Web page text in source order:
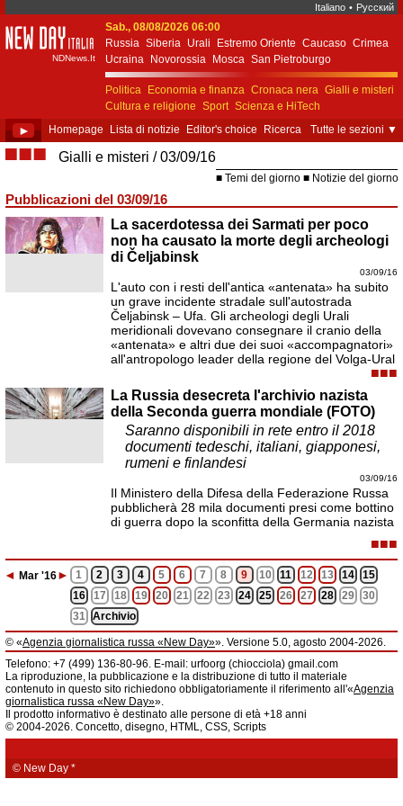
Italiano • Русский
New Day Italia
NDNews.It
Sab., 08/08/2026 06:00
Russia Siberia Urali Estremo Oriente Caucaso Crimea
Ucraina
Novorossia Mosca San Pietroburgo
Ekaterinburgo Kiev Simferopol
Sebastopoli
Politica
Economia e finanza Cronaca nera Gialli e misteri
Cultura e religione Sport Scienza e HiTech
Costume e società
Unione Europea
► Homepage Lista di notizie Editor's choice Ricerca Tutte le sezioni ▼
■■■ Gialli e misteri 03/09/16
Temi del giorno Notizie del giorno
Pubblicazioni del 03/09/16
La sacerdotessa dei Sarmati per poco
non ha causato la morte degli archeologi
di Čeljabinsk
03/09/16
L'auto con i resti dell'antica «antenata» ha subito
un grave incidente stradale sull'autostrada
Čeljabinsk – Ufa. Gli archeologi degli Urali
meridionali dovevano consegnare il cranio della
«antenata» e altri due dei suoi «accompagnatori»
all'antropologo leader della regione del Volga-Ural
■■■
La Russia desecreta l'archivio nazista
della Seconda guerra mondiale (FOTO)
Saranno disponibili in rete entro il 2018
documenti tedeschi, italiani, giapponesi,
rumeni e finlandesi
03/09/16
Il Ministero della Difesa della Federazione Russa
pubblicherà 28 mila documenti presi come bottino
di guerra dopo la sconfitta della Germania nazista
■■■
◄ Mar '16► 1 2 3 4 5 6 7 8 9 10 11 12 13 14
15
16
17 18 19 20 21 22 23 24 25 26 27 28 29
30
31
Archivio
© «Agenzia giornalistica russa «New Day»». Versione 5.0, agosto 2004-2026.
Informazioni
Agenzia giornalistica russa «New Day» registrata dal Servizio federale di
telecomunicazioni, tecnologie informatiche e mass media della Federazione
Russa. Certificato di registrazione dei mass media: EL № FS 77 - 61044 del 5
marzo 2015.
Fondatore: «New Day» S.r.l., indirizzo di redazione: 620014, città di
Ekaterinburgo, via Radišev, pal.6, scala «А», uff. 1104.
fornisce informazioni.
Telefono: +7 (499) 136-80-96. E-mail: urfoorg (chiocciola) gmail.com
La riproduzione, la pubblicazione e la distribuzione di tutto il materiale
contenuto in questo sito richiedono obbligatoriamente il riferimento all'«Agenzia
giornalistica russa «New Day»».
Il prodotto informativo è destinato alle persone di età +18 anni
© 2004-2026. Concetto, disegno, HTML, CSS, Scripts
© New Day *